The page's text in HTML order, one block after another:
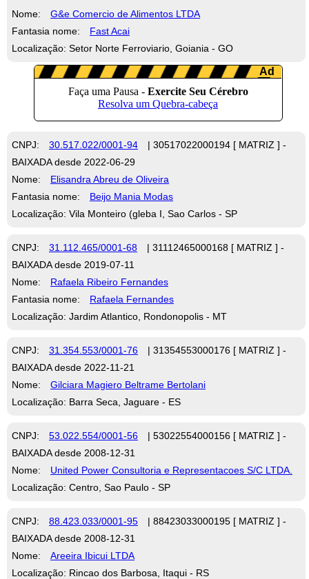
Nome:
G&e Comercio de Alimentos LTDA
Fantasia nome:
Fast Acai
Localização: Setor Norte Ferroviario, Goiania - GO
CNPJ: 30.517.022/0001-94
| 30517022000194 [ MATRIZ ] -
BAIXADA desde 2022-06-29
Nome:
Elisandra Abreu de Oliveira
Fantasia nome:
Beijo Mania Modas
Localização: Vila Monteiro (gleba I, Sao Carlos - SP
CNPJ: 31.112.465/0001-68
| 31112465000168 [ MATRIZ ] -
BAIXADA desde 2019-07-11
Nome:
Rafaela Ribeiro Fernandes
Fantasia nome:
Rafaela Fernandes
Localização: Jardim Atlantico, Rondonopolis - MT
CNPJ: 31.354.553/0001-76
| 31354553000176 [ MATRIZ ] -
BAIXADA desde 2022-11-21
Nome:
Gilciara Magiero Beltrame Bertolani
Localização: Barra Seca, Jaguare - ES
CNPJ: 53.022.554/0001-56
| 53022554000156 [ MATRIZ ] -
BAIXADA desde 2008-12-31
Nome:
United Power Consultoria e Representacoes S/C LTDA.
Localização: Centro, Sao Paulo - SP
CNPJ: 88.423.033/0001-95
| 88423033000195 [ MATRIZ ] -
BAIXADA desde 2008-12-31
Nome:
Areeira Ibicui LTDA
Localização: Rincao dos Barbosa, Itaqui - RS